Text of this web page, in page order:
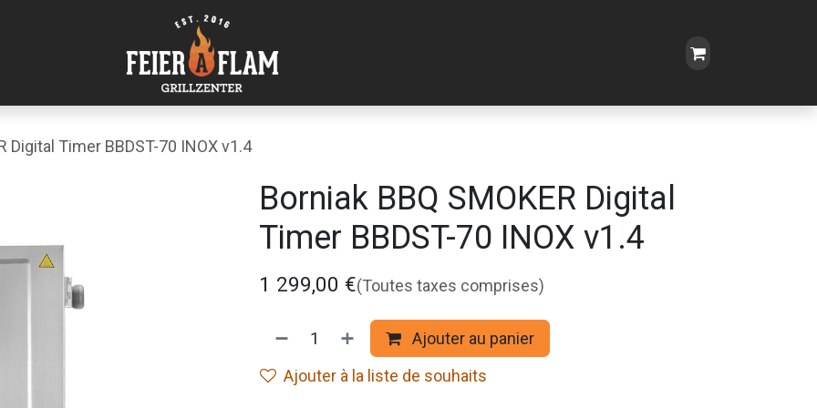
Digital Timer BBDST-70 INOX v1.4
Borniak BBQ SMOKER Digital
Timer BBDST-70 INOX v1.4
1 299,00 €(Toutes taxes comprises)
Ajouter au panier
Ajouter à la liste de souhaits